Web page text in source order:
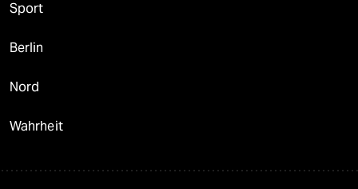
Sport
Berlin
Nord
Wahrheit